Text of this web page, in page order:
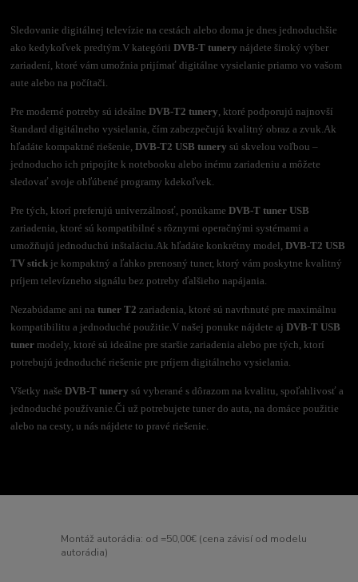
Sledovanie digitálnej televízie na cestách alebo doma je dnes jednoduchšie
ako kedykoľvek predtým.V kategóriiDVB-T tunery nájdete široký výber
zariadení, ktoré vám umožnia prijímať digitálne vysielanie priamo vo vašom
aute alebo na počítači.
Pre moderné potreby sú ideálneDVB-T2 tunery , ktoré podporujú najnovší
štandard digitálneho vysielania, čím zabezpečujú kvalitný obraz a zvuk. Ak
hľadáte kompaktné riešenie,DVB-T2 USB tunery sú skvelou voľbou –
jednoducho ich pripojíte k notebooku alebo inému zariadeniu a môžete
sledovať svoje obľúbené programy kdekoľvek.
Pre tých, ktorí preferujú univerzálnosť, ponúkameDVB-T tuner USB
zariadenia, ktoré sú kompatibilné s rôznymi operačnými systémami a
umožňujú jednoduchú inštaláciu. Ak hľadáte konkrétny model,DVB-T2 USB
TV stick je kompaktný a ľahko prenosný tuner, ktorý vám poskytne kvalitný
príjem televízneho signálu bez potreby ďalšieho napájania.
Nezabúdame ani natuner T2 zariadenia, ktoré sú navrhnuté pre maximálnu
kompatibilitu a jednoduché použitie.V našej ponuke nájdete ajDVB-T USB
tuner modely, ktoré sú ideálne pre staršie zariadenia alebo pre tých, ktorí
potrebujú jednoduché riešenie pre príjem digitálneho vysielania.
Všetky našeDVB-T tunery sú vyberané s dôrazom na kvalitu, spoľahlivosť a
jednoduché používanie.Či už potrebujete tuner do auta, na domáce použitie
alebo na cesty, u nás nájdete to pravé riešenie.
Montáž autorádia: od =50,00€ (cena závisí od modelu
autorádia)